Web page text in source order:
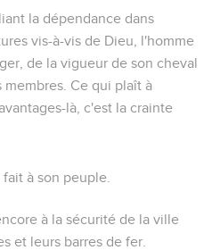
la dépendance dans
vis-à-vis de Dieu, l'homme
de la vigueur de son cheval
membres. Ce qui plaît à
là, c'est la crainte
à son peuple.
à la sécurité de la ville
et leurs barres de fer.